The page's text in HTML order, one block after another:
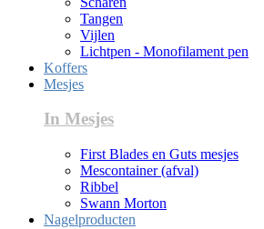
Tangen
Vijlen
Lichtpen - Monofilament pen
Koffers
Mesjes
In Mesjes
First Blades en Guts mesjes
Mescontainer (afval)
Ribbel
Swann Morton
Nagelproducten